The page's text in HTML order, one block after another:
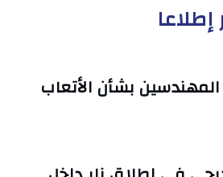
إطلاعا
بشأن الأتعاب